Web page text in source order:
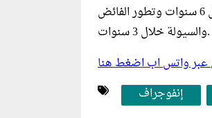
المصري, وتطور التبرعات خلال 6 سنوات وتطور الفائض
والسيولة خلال 3 سنوات.
عبر واتس اب اضغط هنا
إنفوجراف